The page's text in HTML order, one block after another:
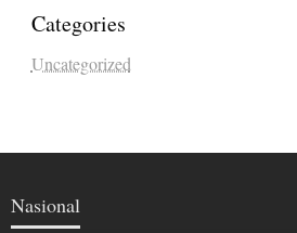
Categories
Uncategorized
Nasional